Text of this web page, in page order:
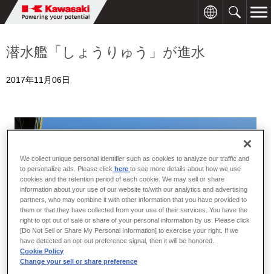
潜水艦「しょうりゅう」が進水
2017年11月06日
We collect unique personal identifier such as cookies to analyze our traffic and
to personalize ads. Please click hereto see more details about how we use
cookies and the retention period of each cookie. We may sell or share
information about your use of our website to/with our analytics and advertising
partners, who may combine it with other information that you have provided to
them or that they have collected from your use of their services. You have the
right to opt out of sale or share of your personal information by us. Please click
[Do Not Sell or Share My Personal Information] to exercise your right. If we
have detected an opt-out preference signal, then it will be honored.
Cookie Policy
Change your sell or share preference